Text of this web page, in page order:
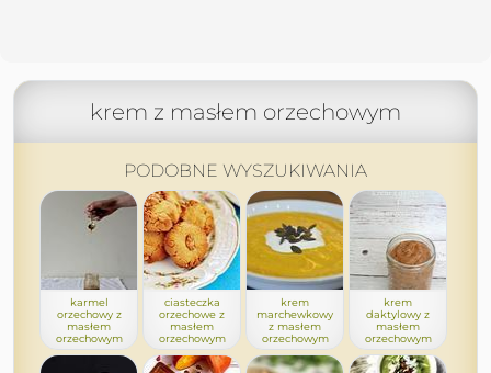
krem z masłem orzechowym
PODOBNE WYSZUKIWANIA
karmel
orzechowy z
masłem
orzechowym
ciasteczka
orzechowe z
masłem
orzechowym
krem
marchewkowy
z masłem
orzechowym
krem
daktylowy z
masłem
orzechowym